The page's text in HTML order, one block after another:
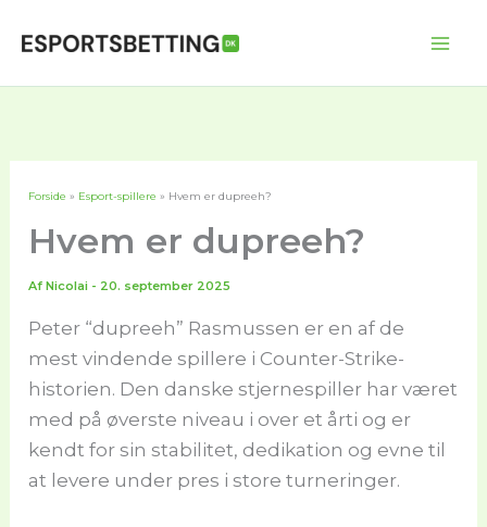
Forside Esport-spillere Hvem er dupreeh?
Hvem er dupreeh?
AfNicolai - 20. september 2025
Peter “dupreeh” Rasmussen er en af de
mest vindende spillere i Counter-Strike-
historien. Den danske stjernespiller har været
med på øverste niveau i over et årti og er
kendt for sin stabilitet, dedikation og evne til
at levere under pres i store turneringer.